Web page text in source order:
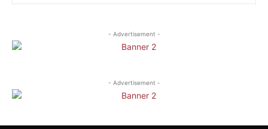
- Advertisement -
- Advertisement -